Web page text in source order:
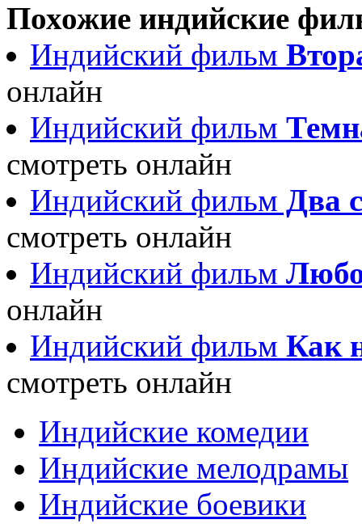
Похожие индийские
Индийский фильм
онлайн
Индийский фильм
смотреть онлайн
Индийский фильм Два
смотреть онлайн
Индийский фильм
онлайн
Индийский фильм Как
смотреть онлайн
Индийские комедии
Индийские мелодрамы
Индийские боевики